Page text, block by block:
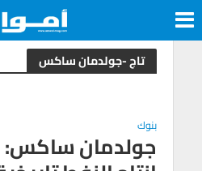
تاج -جولدمان ساكس
بنوك
جولدمان